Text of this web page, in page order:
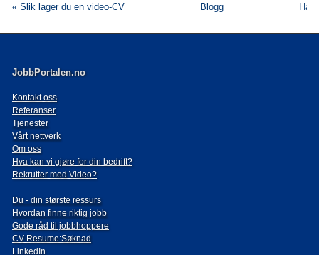
« Slik lager du en video-CV Blogg Har
JobbPortalen.no
Kontakt oss
Referanser
Tjenester
Vårt nettverk
Om oss
Hva kan vi gjøre for din bedrift?
Rekrutter med Video?
Du - din største ressurs
Hvordan finne riktig jobb
Gode råd til jobbhoppere
CV-Resume:Søknad
LinkedIn